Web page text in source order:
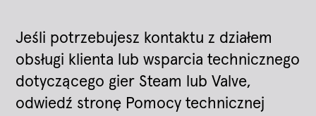
Jeśli potrzebujesz kontaktu z działem
obsługi klienta lub wsparcia technicznego
dotyczącego gier Steam lub Valve,
odwiedź stronę Pomocy technicznej